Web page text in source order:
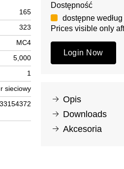
165
323
MC4
5,000
1
sieciowy
Dostępność
dostępne
Prices visible only
Login Now
Opis
Downloads
Akcesoria